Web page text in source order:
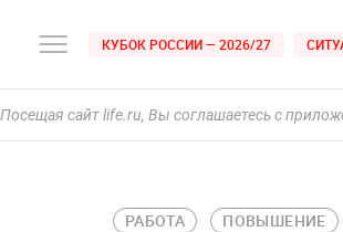
КУБОК РОССИИ — 2026/27
Посещая сайт life.ru, Вы соглашаетесь с
РАБОТА ПОВЫШЕНИЕ